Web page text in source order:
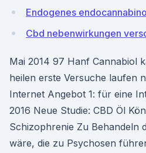
Endogenes
Cbd nebenwirkungen
Mai 2014 97 Hanf Cannabiol
heilen erste Versuche laufen
Internet Angebot 1: für eine
2016 Neue Studie: CBD Öl
Schizophrenie Zu Behandeln
wäre, die zu Psychosen